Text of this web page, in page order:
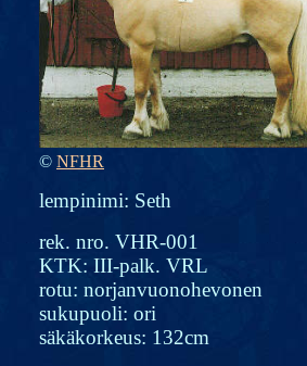
© NFHR
lempinimi: Seth
rek. nro. VHR-001
KTK: III-palk. VRL
rotu: norjanvuonohevonen
sukupuoli: ori
säkäkorkeus: 132cm